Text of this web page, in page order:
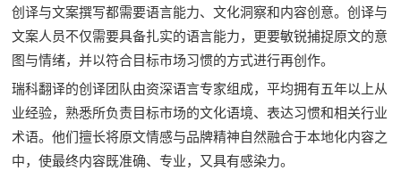
创译与文案撰写都需要语言能力、文化洞察和内容创意。创译与
文案人员不仅需要具备扎实的语言能力，更要敏锐捕捉原文的意
图与情绪，并以符合目标市场习惯的方式进行再创作。
瑞科翻译的创译团队由资深语言专家组成，平均拥有五年以上从
业经验，熟悉所负责目标市场的文化语境、表达习惯和相关行业
术语。他们擅长将原文情感与品牌精神自然融合于本地化内容之
中，使最终内容既准确、专业，又具有感染力。